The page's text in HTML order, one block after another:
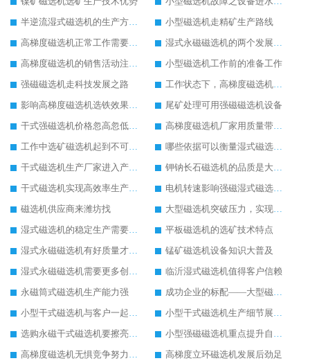
半逆流湿式磁选机的生产方式有待改进
小型磁选机走精矿生产路线
高梯度磁选机正常工作需要操作人员用心观察
湿式永磁磁选机的两个发展方向
高梯度磁选机的销售活动注意事项
小型磁选机工作前的准备工作
强磁磁选机走科技发展之路
工作状态下，高梯度磁选机进水怎么办
影响高梯度磁选机选铁效果高低的因素
尾矿处理可用强磁磁选机设备
干式强磁选机价格忽高忽低的原因
高梯度磁选机厂家用质量带动生产
工作中选矿磁选机起到不可替代的作用
哪些依据可以衡量湿式磁选机工作效果
干式磁选机生产厂家进入产业创新阶段
钾钠长石磁选机的品质是大家认可的
干式磁选机实现高效率生产形式
电机转速影响强磁湿式磁选机工作效率
磁选机供应商来潍坊找
大型磁选机突破压力，实现飞跃发展
湿式磁选机的稳定生产需要做好日常保养工作
平板磁选机的选矿技术特点
湿式永磁磁选机有好质量才有好未来
锰矿磁选机设备知识大普及
湿式永磁磁选机需要更多创新生产
临沂湿式磁选机值得客户信赖
永磁筒式磁选机生产能力强
成功企业的标配——大型磁选机
小型干式磁选机与客户一起成长
小型干式磁选机生产细节展现在哪
选购永磁干式磁选机要擦亮眼睛
小型强磁磁选机重点提升自身实力
高梯度磁选机无惧竞争努力发展
高梯度立环磁选机发展后劲足